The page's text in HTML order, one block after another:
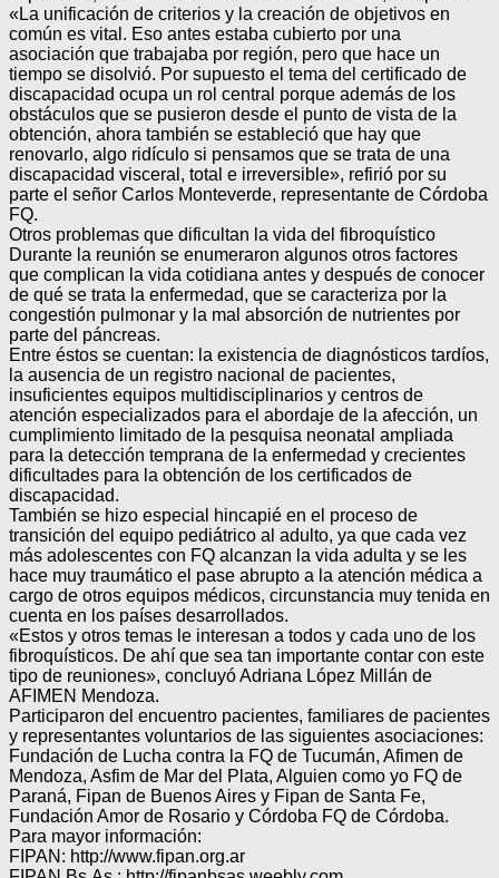
«La unificación de criterios y la creación de objetivos en
común es vital. Eso antes estaba cubierto por una
asociación que trabajaba por región, pero que hace un
tiempo se disolvió. Por supuesto el tema del certificado de
discapacidad ocupa un rol central porque además de los
obstáculos que se pusieron desde el punto de vista de la
obtención, ahora también se estableció que hay que
renovarlo, algo ridículo si pensamos que se trata de una
discapacidad visceral, total e irreversible», refirió por su
parte el señor Carlos Monteverde, representante de Córdoba
FQ.
Otros problemas que dificultan la vida del fibroquístico
Durante la reunión se enumeraron algunos otros factores
que complican la vida cotidiana antes y después de conocer
de qué se trata la enfermedad, que se caracteriza por la
congestión pulmonar y la mal absorción de nutrientes por
parte del páncreas.
Entre éstos se cuentan: la existencia de diagnósticos tardíos,
la ausencia de un registro nacional de pacientes,
insuficientes equipos multidisciplinarios y centros de
atención especializados para el abordaje de la afección, un
cumplimiento limitado de la pesquisa neonatal ampliada
para la detección temprana de la enfermedad y crecientes
dificultades para la obtención de los certificados de
discapacidad.
También se hizo especial hincapié en el proceso de
transición del equipo pediátrico al adulto, ya que cada vez
más adolescentes con FQ alcanzan la vida adulta y se les
hace muy traumático el pase abrupto a la atención médica a
cargo de otros equipos médicos, circunstancia muy tenida en
cuenta en los países desarrollados.
«Estos y otros temas le interesan a todos y cada uno de los
fibroquísticos. De ahí que sea tan importante contar con este
tipo de reuniones», concluyó Adriana López Millán de
AFIMEN Mendoza.
Participaron del encuentro pacientes, familiares de pacientes
y representantes voluntarios de las siguientes asociaciones:
Fundación de Lucha contra la FQ de Tucumán, Afimen de
Mendoza, Asfim de Mar del Plata, Alguien como yo FQ de
Paraná, Fipan de Buenos Aires y Fipan de Santa Fe,
Fundación Amor de Rosario y Córdoba FQ de Córdoba.
Para mayor información:
FIPAN: http://www.fipan.org.ar